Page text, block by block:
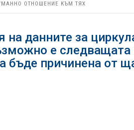
ОТНОШЕНИЕ КЪМ ТЯХ
данните за
е следващата
бъде причинена от